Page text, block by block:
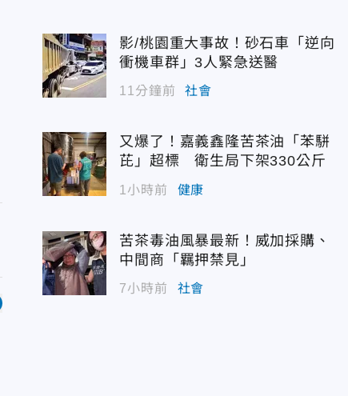
影/桃園重大事故！砂石車「逆向
衝機車群」3人緊急送醫
11分鐘前 社會
又爆了！嘉義鑫隆苦茶油「苯駢
芘」超標 衛生局下架330公斤
1小時前 健康
苦茶毒油風暴最新！威加採購、
中間商「羈押禁見」
7小時前 社會